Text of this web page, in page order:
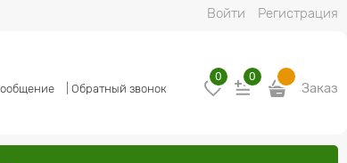
Войти Регистрация
Обратный звонок
0 0
Заказ